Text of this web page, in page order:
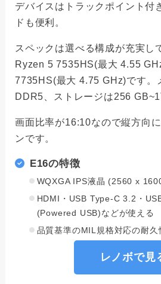
デバイスはトラックポイント付
ドも便利。
スペックは選べる構成が充実し
Ryzen 5 7535HS(最大 4.55
7735HS(最大 4.75 GHz)です。
DDR5、ストレージは256
画面比率が16:10なので縦方向
ンです。
E16の特徴
WQXGA IPS液晶 (2560 x
HDMI・USB Type-C 3.2・
(Powered USB)などが使える
品質基準のMIL規格対応の耐久
レノボで見